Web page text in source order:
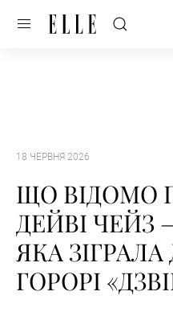
18 ЧЕРВНЯ 2026
ЩО ВІДОМО
ДЕЙВІ ЧЕЙЗ
ЯКА
ГОРОРІ